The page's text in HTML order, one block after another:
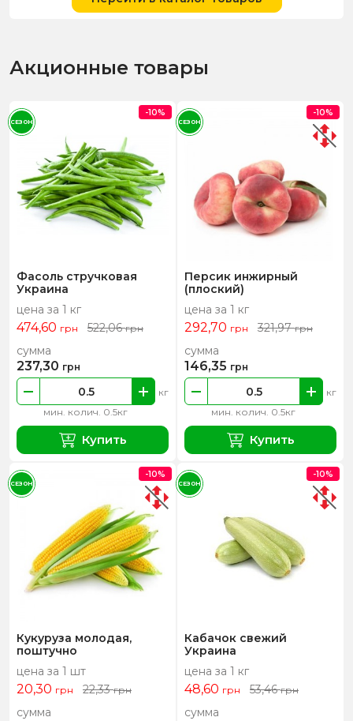
Акционные товары
Фасоль стручковая
Украина
цена за 1 кг
474,60 грн 522,06грн
мин. колич. 0.5кг
кг
сумма
237,30 грн
Купить
-10%
СЕЗОН
Персик инжирный
(плоский)
цена за 1 кг
292,70 грн 321,97грн
мин. колич. 0.5кг
кг
сумма
146,35 грн
Купить
-10%
СЕЗОН
Кукуруза молодая,
поштучно
цена за 1 шт
20,30 грн 22,33грн
сумма
-10%
СЕЗОН
Кабачок свежий
Украина
цена за 1 кг
48,60 грн 53,46грн
сумма
-10%
СЕЗОН